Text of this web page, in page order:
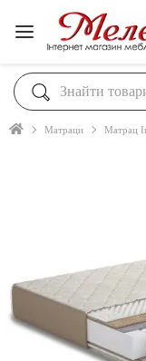
Матраци Матрац